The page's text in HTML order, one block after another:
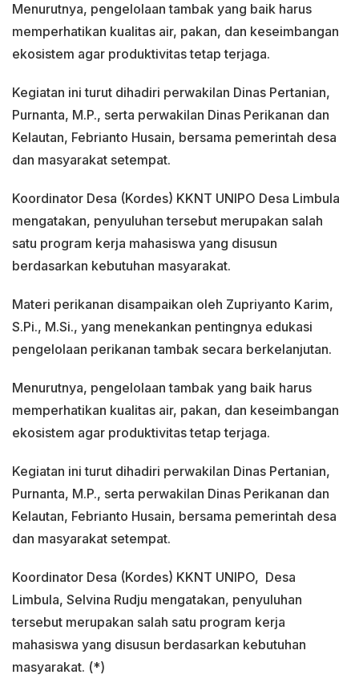
Menurutnya, pengelolaan tambak yang baik harus
memperhatikan kualitas air, pakan, dan keseimbangan
ekosistem agar produktivitas tetap terjaga.
Kegiatan ini turut dihadiri perwakilan Dinas Pertanian,
Purnanta, M.P., serta perwakilan Dinas Perikanan dan
Kelautan, Febrianto Husain, bersama pemerintah desa
dan masyarakat setempat.
Koordinator Desa (Kordes) KKNT UNIPO Desa Limbula
mengatakan, penyuluhan tersebut merupakan salah
satu program kerja mahasiswa yang disusun
berdasarkan kebutuhan masyarakat.
Materi perikanan disampaikan oleh Zupriyanto Karim,
S.Pi., M.Si., yang menekankan pentingnya edukasi
pengelolaan perikanan tambak secara berkelanjutan.
Menurutnya, pengelolaan tambak yang baik harus
memperhatikan kualitas air, pakan, dan keseimbangan
ekosistem agar produktivitas tetap terjaga.
Kegiatan ini turut dihadiri perwakilan Dinas Pertanian,
Purnanta, M.P., serta perwakilan Dinas Perikanan dan
Kelautan, Febrianto Husain, bersama pemerintah desa
dan masyarakat setempat.
Koordinator Desa (Kordes) KKNT UNIPO, Desa
Limbula, Selvina Rudju mengatakan, penyuluhan
tersebut merupakan salah satu program kerja
mahasiswa yang disusun berdasarkan kebutuhan
masyarakat. (*)